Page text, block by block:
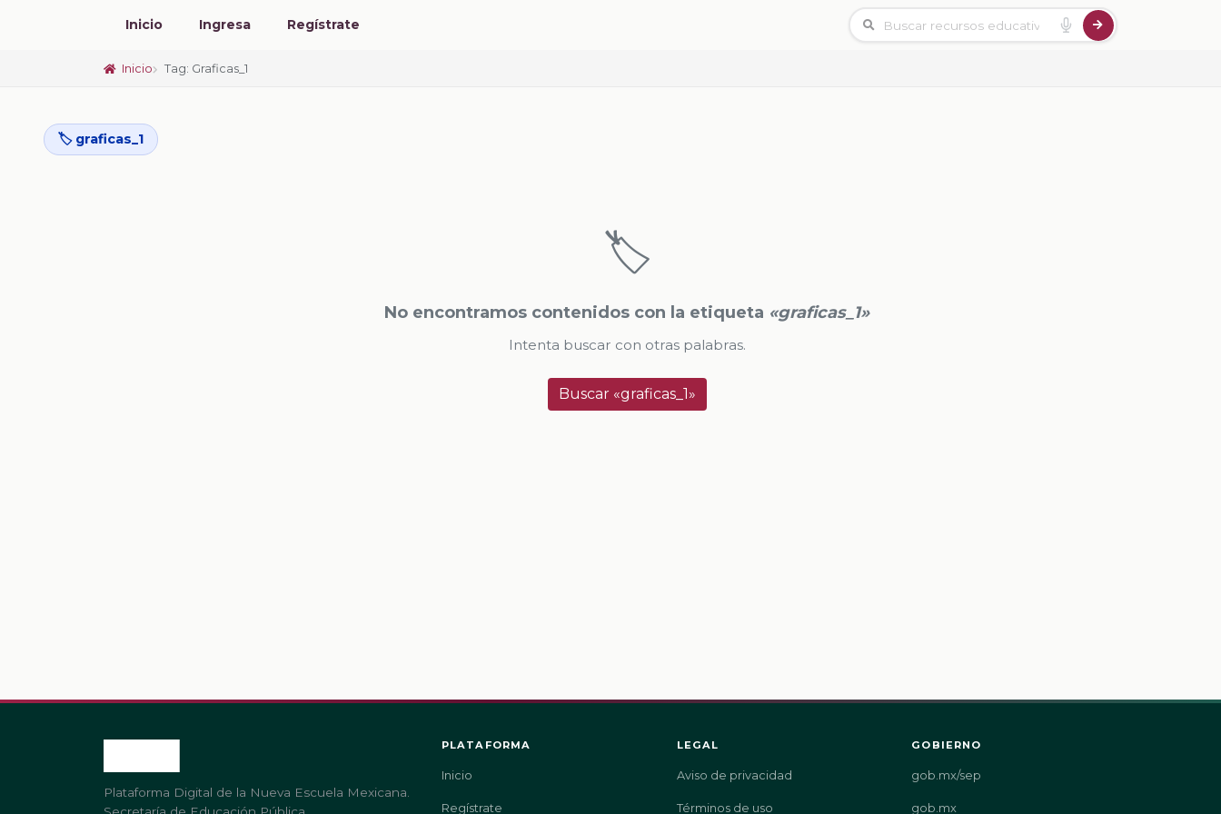
Inicio Ingresa Regístrate
Inicio Tag: Graficas_1
🏷️ graficas_1
🏷️
No encontramos contenidos con la etiqueta «graficas_1»
Intenta buscar con otras palabras.
Buscar «graficas_1»
Plataforma Digital de la Nueva Escuela Mexicana.
PLATAFORMA
Inicio
Regístrate
LEGAL
Aviso de privacidad
Términos de uso
GOBIERNO
gob.mx/sep
gob.mx